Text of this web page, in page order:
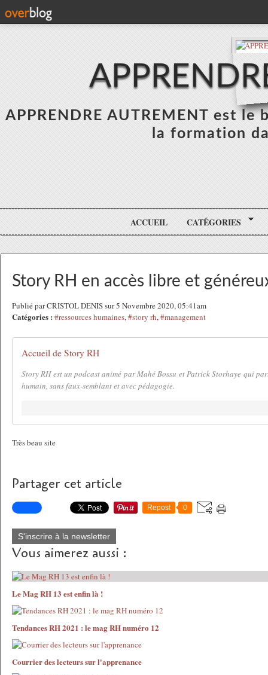
APPRENDRE AUTREMENT est
la formation
ACCUEIL CATÉGORIES
Story RH en accès libre et
Publié par CRISTOL DENIS sur 5 Novembre 2020, 05:41am
Catégories : #ressources humaines,#story rh,#management
Accueil de Story RH
Story RH est un podcast animé par Mahé Bossu et Patrick Storhaye qui
humain, sans faux-semblant et avec pédagogie.
Très beau site
Partager cet article
Repost 0
S'inscrire à la newsletter
Vous aimerez aussi :
Le Mag RH 13 est enfin là !
Tendances RH 2021 : le mag RH numéro 12
Courrier des lecteurs sur l'apprenance